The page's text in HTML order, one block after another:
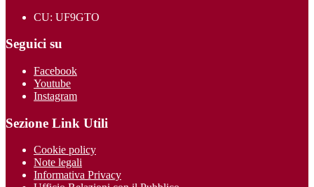
CU: UF9GTO
Seguici su
Facebook
Youtube
Instagram
Sezione Link Utili
Cookie policy
Note legali
Informativa Privacy